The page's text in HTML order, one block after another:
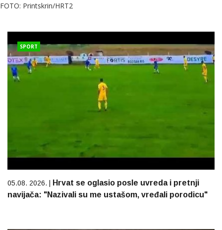
FOTO: Printskrin/HRT2
SPORT
05.08. 2026. |
Hrvat se oglasio posle uvreda i pretnji
navijača: "Nazivali su me ustašom, vređali porodicu"